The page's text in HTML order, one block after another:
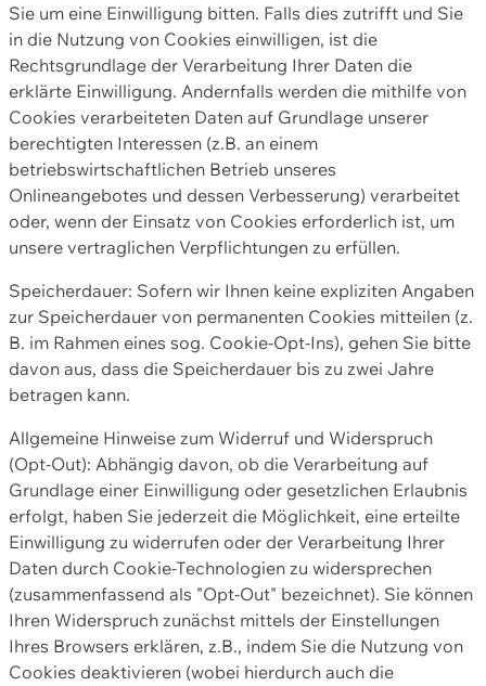
Sie um eine Einwilligung bitten. Falls dies zutrifft und Sie
in die Nutzung von Cookies einwilligen, ist die
Rechtsgrundlage der Verarbeitung Ihrer Daten die
erklärte Einwilligung. Andernfalls werden die mithilfe von
Cookies verarbeiteten Daten auf Grundlage unserer
berechtigten Interessen (z.B. an einem
betriebswirtschaftlichen Betrieb unseres
Onlineangebotes und dessen Verbesserung) verarbeitet
oder, wenn der Einsatz von Cookies erforderlich ist, um
unsere vertraglichen Verpflichtungen zu erfüllen.
Speicherdauer: Sofern wir Ihnen keine expliziten Angaben
zur Speicherdauer von permanenten Cookies mitteilen (z.
B. im Rahmen eines sog. Cookie-Opt-Ins), gehen Sie bitte
davon aus, dass die Speicherdauer bis zu zwei Jahre
betragen kann.
Allgemeine Hinweise zum Widerruf und Widerspruch
(Opt-Out): Abhängig davon, ob die Verarbeitung auf
Grundlage einer Einwilligung oder gesetzlichen Erlaubnis
erfolgt, haben Sie jederzeit die Möglichkeit, eine erteilte
Einwilligung zu widerrufen oder der Verarbeitung Ihrer
Daten durch Cookie-Technologien zu widersprechen
(zusammenfassend als "Opt-Out" bezeichnet). Sie können
Ihren Widerspruch zunächst mittels der Einstellungen
Ihres Browsers erklären, z.B., indem Sie die Nutzung von
Cookies deaktivieren (wobei hierdurch auch die